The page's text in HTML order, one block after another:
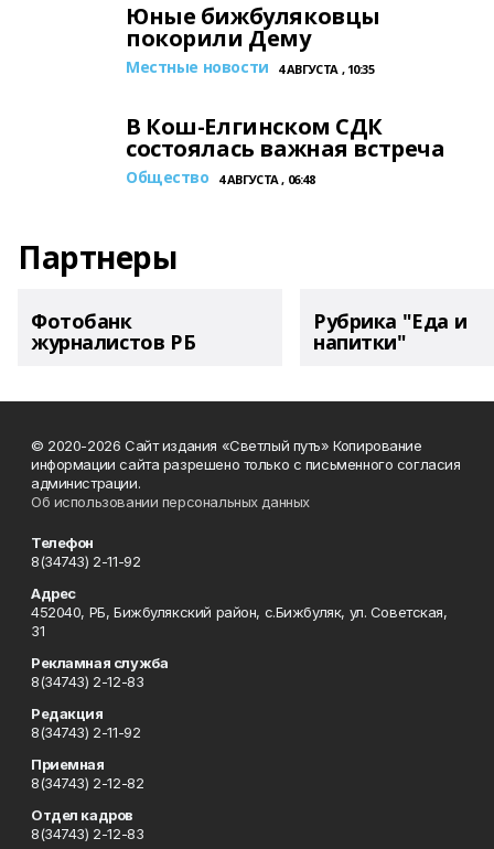
Юные бижбуляковцы
покорили Дему
Местные новости 4 АВГУСТА , 10:35
В Кош-Елгинском СДК
состоялась важная встреча
Общество 4 АВГУСТА , 06:48
Партнеры
Фотобанк
журналистов РБ
Рубрика "Еда и
напитки"
© 2020-2026 Сайт издания «Светлый путь» Копирование
информации сайта разрешено только с письменного согласия
администрации.
Об использовании персональных данных
Телефон
8(34743) 2-11-92
Адрес
452040, РБ, Бижбулякский район, с.Бижбуляк, ул. Советская,
31
Рекламная служба
8(34743) 2-12-83
Редакция
8(34743) 2-11-92
Приемная
8(34743) 2-12-82
Отдел кадров
8(34743) 2-12-83